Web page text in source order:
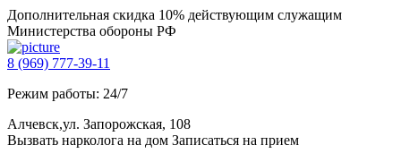
Дополнительная скидка 10% действующим служащим
Министерства обороны РФ
8 (969) 777-39-11
Режим работы: 24/7
Алчевск,ул. Запорожская, 108
Вызвать нарколога на дом Записаться на прием